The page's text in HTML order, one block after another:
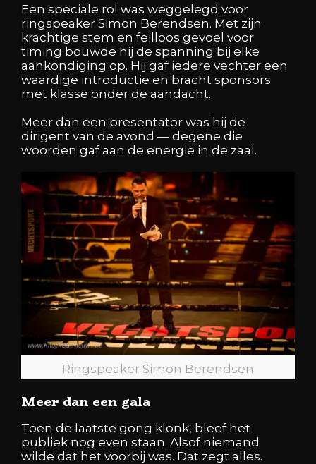
Een speciale rol was weggelegd voor
ringspeaker Simon Berendsen. Met zijn
krachtige stem en feilloos gevoel voor
timing bouwde hij de spanning bij elke
aankondiging op. Hij gaf iedere vechter een
waardige introductie en bracht sponsors
met klasse onder de aandacht.
Meer dan een presentator was hij de
dirigent van de avond — degene die
woorden gaf aan de energie in de zaal.
Ringspeaker Simon Berendsen
Meer dan een gala
Toen de laatste gong klonk, bleef het
publiek nog even staan. Alsof niemand
wilde dat het voorbij was. Dat zegt alles.